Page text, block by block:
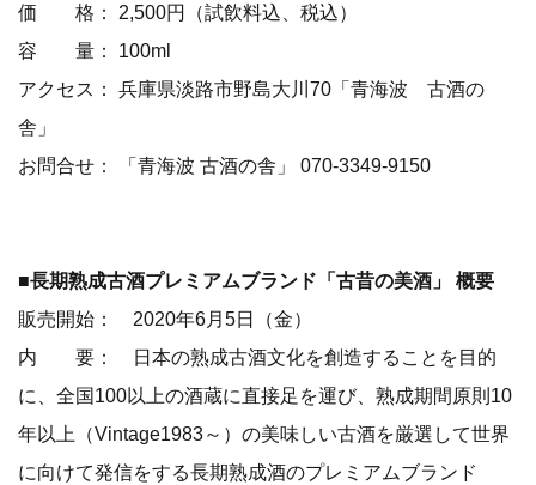
価 格： 2,500円（試飲料込、税込）
容 量： 100ml
アクセス： 兵庫県淡路市野島大川70「青海波 古酒の
舎」
お問合せ： 「青海波 古酒の舎」 070-3349-9150
■長期熟成古酒プレミアムブランド「古昔の美酒」 概要
販売開始： 2020年6月5日（金）
内 要： 日本の熟成古酒文化を創造することを目的
に、全国100以上の酒蔵に直接足を運び、熟成期間原則10
年以上（Vintage1983～）の美味しい古酒を厳選して世界
に向けて発信をする長期熟成酒のプレミアムブランド